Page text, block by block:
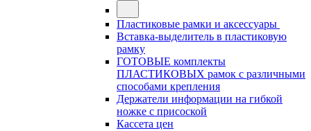
Пластиковые рамки и аксессуары
Вставка-выделитель в пластиковую
рамку
ГОТОВЫЕ комплекты
ПЛАСТИКОВЫХ рамок с различными
способами крепления
Держатели информации на гибкой
ножке с присоской
Кассета цен